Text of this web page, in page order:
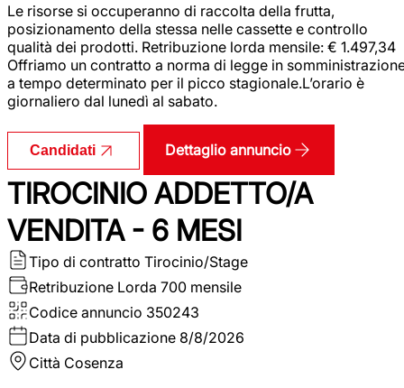
Le risorse si occuperanno di raccolta della frutta,
posizionamento della stessa nelle cassette e controllo
qualità dei prodotti. Retribuzione lorda mensile: € 1.497,34
Offriamo un contratto a norma di legge in
a tempo determinato per il picco stagionale.L’orario è
giornaliero dal lunedì al sabato.
Candidati Dettaglio annuncio
TIROCINIO ADDETTO/A
VENDITA - 6 MESI
Tipo di contratto Tirocinio/Stage
Retribuzione Lorda 700 mensile
Codice annuncio 350243
Data di pubblicazione 8/8/2026
Città Cosenza